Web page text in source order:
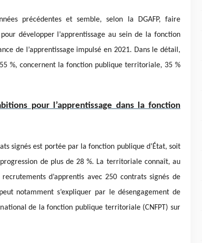
précédentes et semble, selon la DGAFP, faire
développer l’apprentissage au sein de la fonction
de l’apprentissage impulsé en 2021. Dans le détail,
%, concernent la fonction publique territoriale, 35 %
pour l’apprentissage dans la fonction
signés est portée par la fonction publique d’État, soit
de plus de 28 %. La territoriale connaît, au
d’apprentis avec 250 contrats signés de
notamment s’expliquer par le désengagement de
national de la fonction publique territoriale (CNFPT) sur